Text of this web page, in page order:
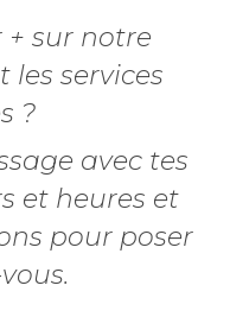
+ sur notre
services
?
avec tes
et heures et
pour poser